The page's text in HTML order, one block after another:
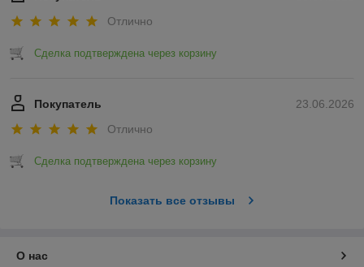
Отлично
Сделка подтверждена через корзину
23.06.2026
Покупатель
Отлично
Сделка подтверждена через корзину
Показать все отзывы
О нас